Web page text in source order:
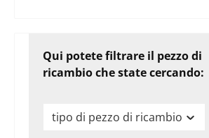
Qui potete filtrare il pezzo di
ricambio che state cercando:
tipo di pezzo di ricambio